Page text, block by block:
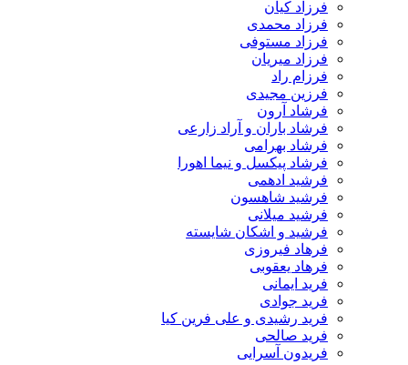
فرزاد کیان
فرزاد محمدی
فرزاد مستوفی
فرزاد میریان
فرزام راد
فرزین مجیدی
فرشاد آرون
فرشاد باران و آراد زارعی
فرشاد بهرامی
فرشاد پیکسل و نیما اهورا
فرشید ادهمی
فرشید شاهسون
فرشید میلانی
فرشید و اشکان شایسته
فرهاد فیروزی
فرهاد یعقوبی
فرید ایمانی
فرید جوادی
فرید رشیدی و علی فرین کیا
فرید صالحی
فریدون آسرایی